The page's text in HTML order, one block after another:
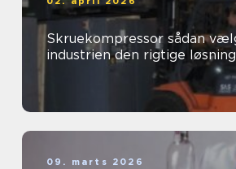
Skruekompressor sådan vælger
industrien den rigtige løsning
09. marts 2026